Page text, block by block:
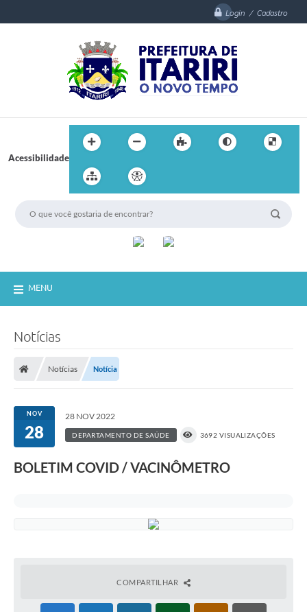
Login / Cadastro
Acessibilidade
MENU
Notícias
Notícias Notícia
NOV
28
28 NOV 2022
DEPARTAMENTO DE SAÚDE 3692 VISUALIZAÇÕES
BOLETIM COVID / VACINÔMETRO
COMPARTILHAR